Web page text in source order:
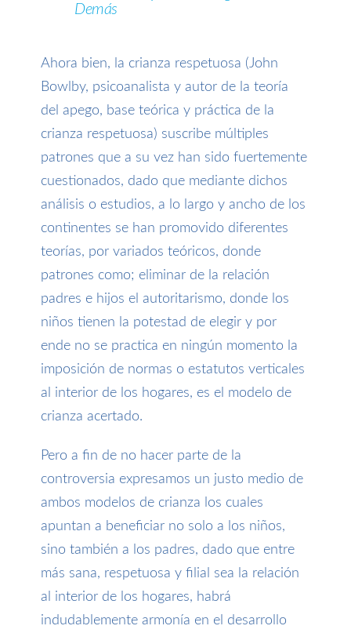
Demás
Ahora bien, la crianza respetuosa (John
Bowlby, psicoanalista y autor de la teoría
del apego, base teórica y práctica de la
crianza respetuosa) suscribe múltiples
patrones que a su vez han sido fuertemente
cuestionados, dado que mediante dichos
análisis o estudios, a lo largoy ancho de los
continentes se han promovido diferentes
teorías, por variados teóricos, donde
patrones como; eliminar de la relación
padres e hijos el autoritarismo, donde los
niños tienen la potestad de elegir y por
ende no se practica en ningún momento la
imposición de normas o estatutosverticales
al interior de los hogares, es el modelo de
crianzaacertado.
Pero a fin de no hacer parte de la
controversia expresamos un justo medio de
ambos modelos de crianza los cuales
apuntan a beneficiar no solo a los niños,
sino también a los padres, dado que entre
más sana, respetuosa y filial sea la relación
al interior de los hogares, habrá
indudablemente armonía en el desarrollo